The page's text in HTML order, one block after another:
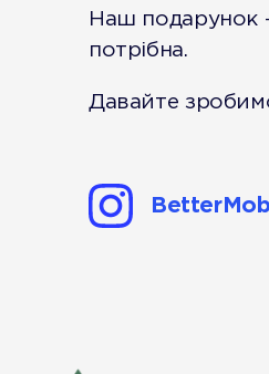
Наш подарунок
потрібна.
Давайте